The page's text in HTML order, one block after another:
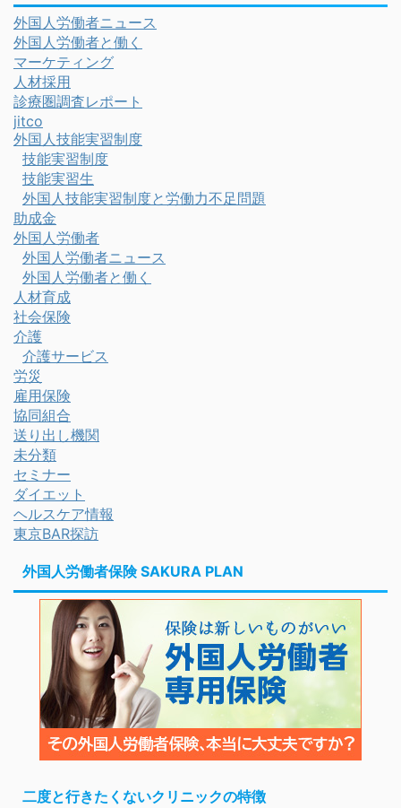
外国人労働者ニュース
外国人労働者と働く
マーケティング
人材採用
診療圏調査レポート
jitco
外国人技能実習制度
技能実習制度
技能実習生
外国人技能実習制度と労働力不足問題
助成金
外国人労働者
外国人労働者ニュース
外国人労働者と働く
人材育成
社会保険
介護
介護サービス
労災
雇用保険
協同組合
送り出し機関
未分類
セミナー
ダイエット
ヘルスケア情報
東京BAR探訪
外国人労働者保険 SAKURA PLAN
二度と行きたくないクリニックの特徴